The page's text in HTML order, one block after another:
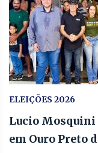
ELEIÇÕES 2026
Lucio
em Ouro Preto